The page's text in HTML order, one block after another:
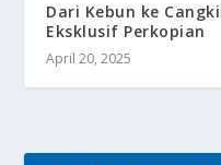
Dari Kebun ke
Eksklusif Perkopian
April 20, 2025